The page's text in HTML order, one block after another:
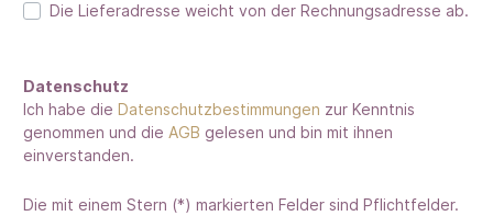
Die Lieferadresse weicht von der Rechnungsadresse ab.
Datenschutz
Ich habe die Datenschutzbestimmungen zur Kenntnis
genommen und die AGB gelesen und bin mit ihnen
einverstanden.
Die mit einem Stern (*) markierten Felder sind Pflichtfelder.